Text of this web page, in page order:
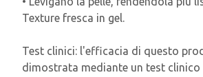
Texture fresca in gel.
Test clinici: l'efficacia di questo
dimostrata mediante un test clinico